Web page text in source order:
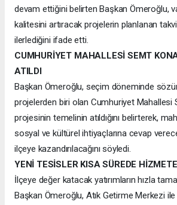
devam ettiğini belirten Başkan Ömeroğlu,
kalitesini artıracak projelerin planlanan
ilerlediğini ifade etti.
CUMHURİYET MAHALLESİ SEMT
ATILDI
Başkan Ömeroğlu, seçim döneminde
projelerden biri olan Cumhuriyet Mahallesi
projesinin temelinin atıldığını belirterek,
sosyal ve kültürel ihtiyaçlarına cevap
ilçeye kazandırılacağını söyledi.
YENİ TESİSLER KISA SÜREDE
İlçeye değer katacak yatırımların hızla
Başkan Ömeroğlu, Atık Getirme Merkezi